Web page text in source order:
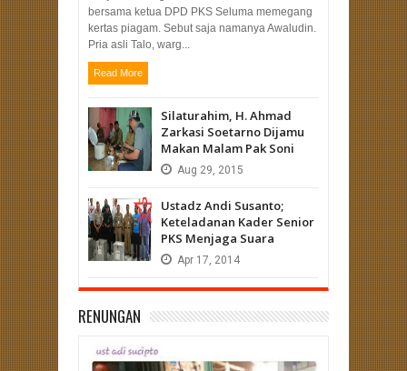
bersama ketua DPD PKS Seluma memegang
kertas piagam. Sebut saja namanya Awaludin.
Pria asli Talo, warg...
Read More
Silaturahim, H. Ahmad
Zarkasi Soetarno Dijamu
Makan Malam Pak Soni
Aug 29, 2015
Ustadz Andi Susanto;
Keteladanan Kader Senior
PKS Menjaga Suara
Apr 17, 2014
RENUNGAN